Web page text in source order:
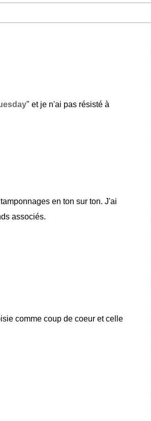
" et je n'ai pas résisté à
en ton sur ton. J'ai
associés.
comme coup de coeur et celle